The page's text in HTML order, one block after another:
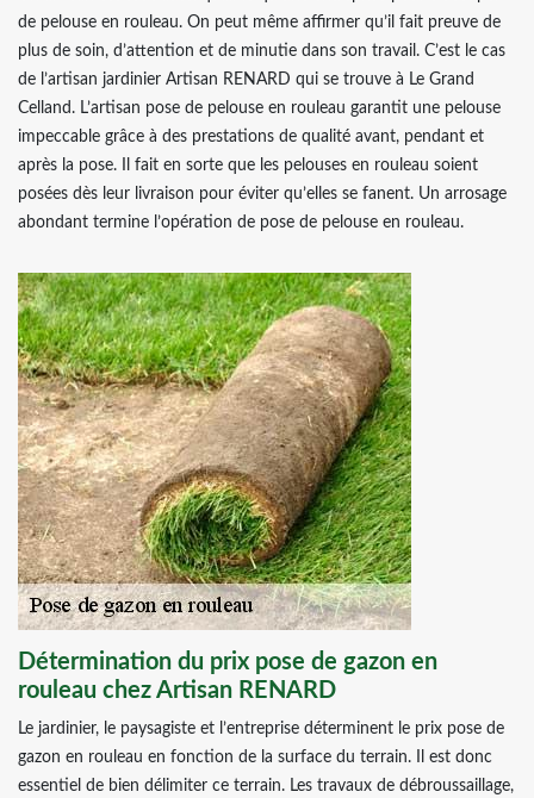
de pelouse en rouleau. On peut même affirmer qu’il fait preuve de
plus de soin, d’attention et de minutie dans son travail. C’est le cas
de l’artisan jardinier Artisan RENARD qui se trouve à Le Grand
Celland. L’artisan pose de pelouse en rouleau garantit une pelouse
impeccable grâce à des prestations de qualité avant, pendant et
après la pose. Il fait en sorte que les pelouses en rouleau soient
posées dès leur livraison pour éviter qu’elles se fanent. Un arrosage
abondant termine l’opération de pose de pelouse en rouleau.
Détermination du prix pose de gazon en
rouleau chez Artisan RENARD
Le jardinier, le paysagiste et l’entreprise déterminent le prix pose de
gazon en rouleau en fonction de la surface du terrain. Il est donc
essentiel de bien délimiter ce terrain. Les travaux de débroussaillage,